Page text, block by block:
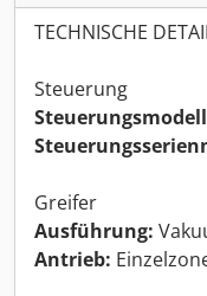
TECHNISCHE
Steuerung
Greifer
Ausführung:
Antrieb: